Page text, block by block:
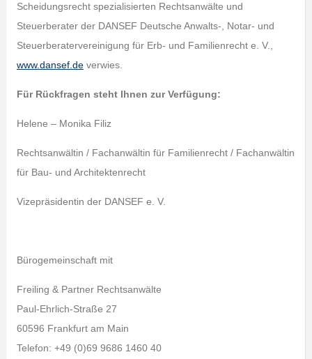
Scheidungsrecht spezialisierten Rechtsanwälte und
Steuerberater der DANSEF Deutsche Anwalts-, Notar- und
Steuerberatervereinigung für Erb- und Familienrecht e. V.,
www.dansef.deverwies.
Für Rückfragen steht Ihnen zur Verfügung:
Helene – Monika Filiz
Rechtsanwältin / Fachanwältin für Familienrecht / Fachanwältin
für Bau- und Architektenrecht
Vizepräsidentin der DANSEF e. V.
Bürogemeinschaft mit
Freiling & Partner Rechtsanwälte
Paul-Ehrlich-Straße 27
60596 Frankfurt am Main
Telefon: +49 (0)69 9686 1460 40